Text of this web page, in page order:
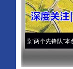
永葆“两个先锋队”本色·[视频]